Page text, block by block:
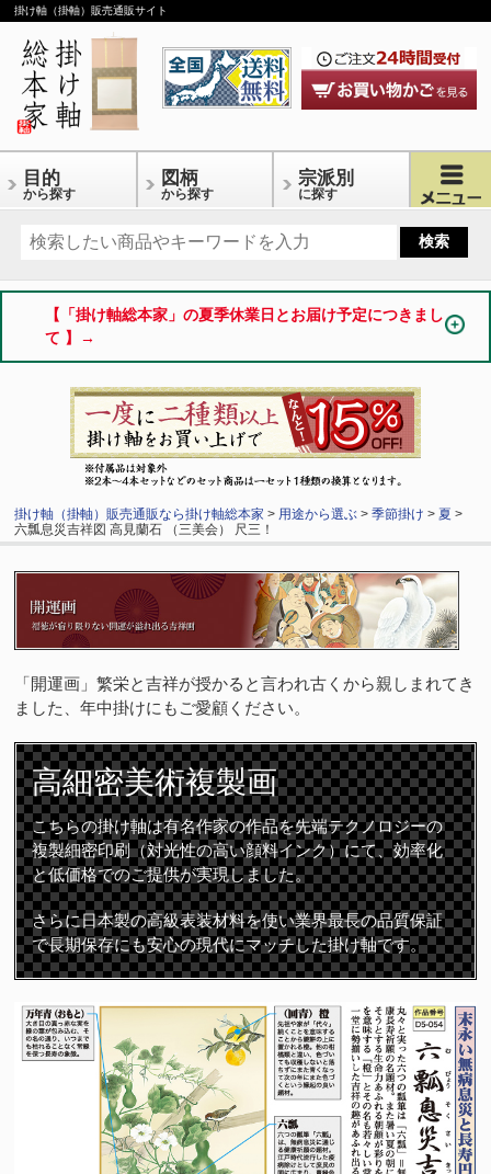
掛け軸（掛軸）販売通販サイト
目的
から探す
図柄
から探す
宗派別
に探す
【「掛け軸総本家」の夏季休業日とお届け予定につきまし
て 】→
掛け軸（掛軸）販売通販なら掛け軸総本家 > 用途から選ぶ >季節掛け >夏 >
六瓢息災吉祥図 高見蘭石 （三美会） 尺三！
「開運画」繁栄と吉祥が授かると言われ古くから親しまれてき
ました、年中掛けにもご愛顧ください。
高細密美術複製画
こちらの掛け軸は有名作家の作品を先端テクノロジーの
複製細密印刷（対光性の高い顔料インク）にて、効率化
と低価格でのご提供が実現しました。
さらに日本製の高級表装材料を使い業界最長の品質保証
で長期保存にも安心の現代にマッチした掛け軸です。